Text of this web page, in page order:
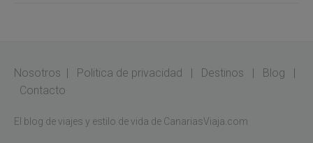
Nosotros | Politica de privacidad | Destinos | Blog |
Contacto
El blog de viajes y estilo de vida de CanariasViaja.com